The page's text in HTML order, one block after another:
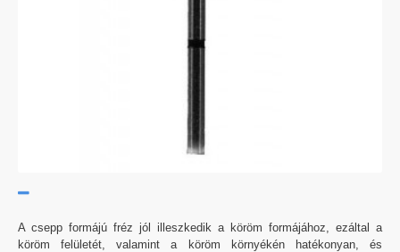
A csepp formájú fréz jól illeszkedik a köröm formájához, ezáltal a
köröm felületét, valamint a köröm környékén hatékonyan, és